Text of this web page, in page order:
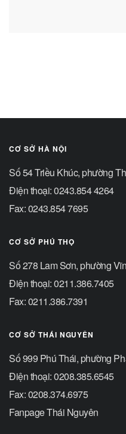
CƠ SỞ HÀ NỘI
Số 54 Triều Khúc, phường
Điện thoại: 0243.854 4264
Fax: 0243.854 7695
CƠ SỞ PHÚ THỌ
Số 278 Lam Sơn, phường
Điện thoại: 0211.386.7405
Fax: 0211.386.7391
CƠ SỞ THÁI NGUYÊN
Số 999 Phú Thái, phường
Điện thoại: 0208.385.6545
Fax: 0208.374.6975
Fanpage Thái Nguyên